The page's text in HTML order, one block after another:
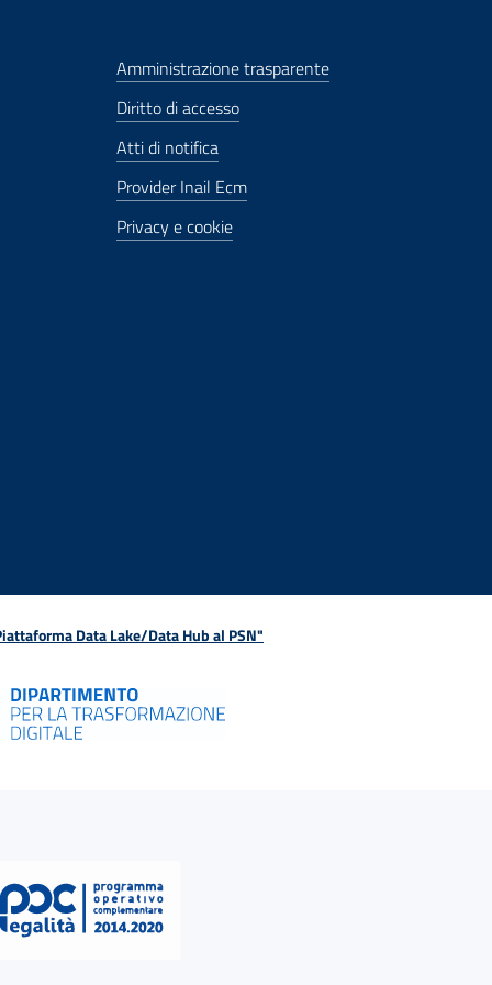
Amministrazione trasparente
Diritto di accesso
Atti di notifica
Provider Inail Ecm
Privacy e cookie
Data Lake/Data Hub al PSN"